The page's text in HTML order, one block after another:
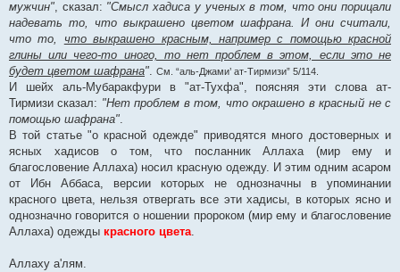
мужчин", сказал: "Смысл хадиса у ученых в том, что они порицали
надевать то, что выкрашено цветом шафрана. И они считали,
что то, что выкрашено красным, например с помощью красной
глины или чего-то иного, то нет проблем в этом, если это не
будет цветом шафрана". См. “аль-Джами’ ат-Тирмизи” 5/114.
И шейх аль-Мубаракфури в "ат-Тухфа", поясняя эти слова ат-
Тирмизи сказал: "Нет проблем в том, что окрашено в красный не с
помощью шафрана".
В той статье "о красной одежде" приводятся много достоверных и
ясных хадисов о том, что посланник Аллаха (мир ему и
благословение Аллаха) носил красную одежду. И этим одним асаром
от Ибн Аббаса, версии которых не однозначны в упоминании
красного цвета, нельзя отвергать все эти хадисы, в которых ясно и
однозначно говорится о ношении пророком (мир ему и благословение
Аллаха) одежды красного цвета.
Аллаху а'лям.